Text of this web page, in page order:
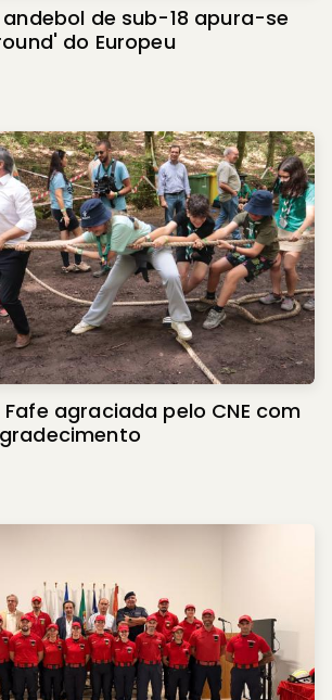
de sub-18 apura-se
do Europeu
agraciada pelo CNE com